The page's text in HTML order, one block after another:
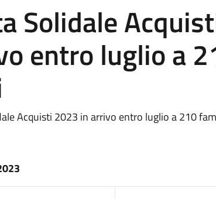
Solidale
entro luglio a
Acquisti 2023 in arrivo entro luglio a 210